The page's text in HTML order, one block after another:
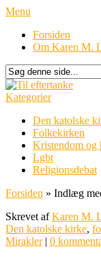
Menu
Forsiden
Om Karen M.
Kategorier
Den katolske
Folkekirken
Kristendom og
Lgbt
Religionsdebat
Forsiden » Indlæg
Skrevet afKaren M.
Den katolske kirke,
Mirakler| 0